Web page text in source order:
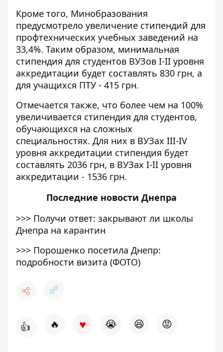
Кроме того, Минобразования
предусмотрело увеличение стипендий для
профтехнических учебных заведений на
33,4%. Таким образом, минимальная
стипендия для студентов ВУЗов I-II уровня
аккредитации будет составлять 830 грн, а
для учащихся ПТУ - 415 грн.
Отмечается также, что более чем на 100%
увеличивается стипендия для студентов,
обучающихся на сложных
специальностях. Для них в ВУЗах III-IV
уровня аккредитации стипендия будет
составлять 2036 грн, в ВУЗах I-II уровня
аккредитации - 1536 грн.
Последние новости Днепра
>>> Получи ответ: закрывают ли школы
Днепра на карантин
>>> Порошенко посетила Днепр:
подробности визита (ФОТО)
👍 🔥 ♥ 😭 😆 😡